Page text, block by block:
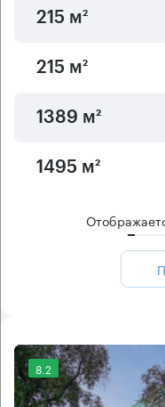
215 м²
215 м²
1389 м²
1495 м²
8.2